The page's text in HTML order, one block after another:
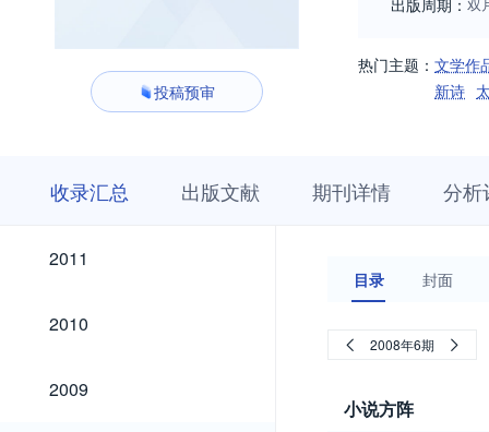
投稿预审
出版周期：
热门主题： 文学作
新诗
收录汇总 出版文献 期刊详情 分析
2011
2011
2010
2010
2009
2009
目录 封面
2008年6期
小说方阵